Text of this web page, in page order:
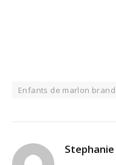
Enfants de marlon